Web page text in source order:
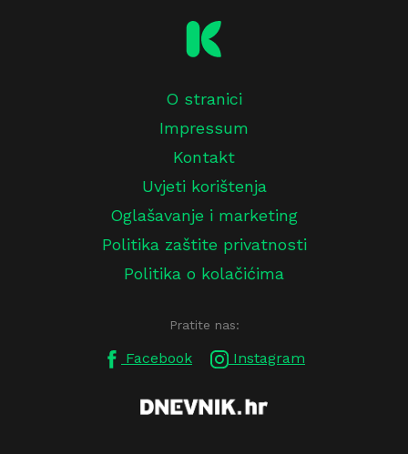
O stranici
Impressum
Kontakt
Uvjeti korištenja
Oglašavanje i marketing
Politika zaštite privatnosti
Politika o kolačićima
Pratite nas:
Facebook Instagram